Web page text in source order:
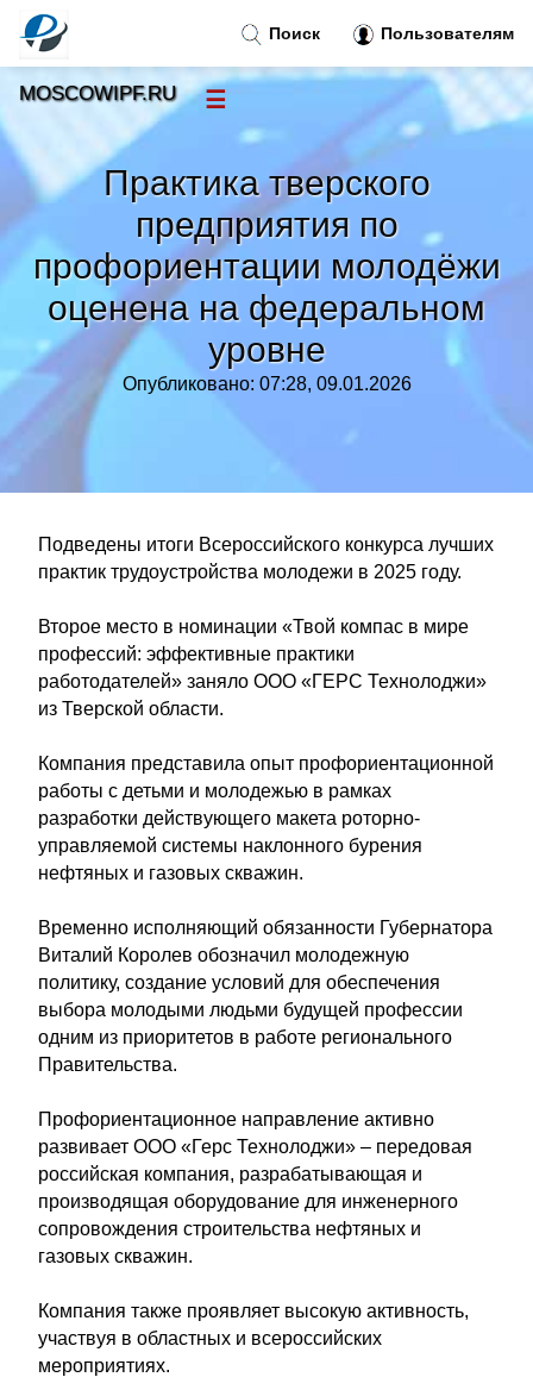
Практика тверского
предприятия по
профориентации молодёжи
оценена на федеральном
уровне
Опубликовано: 07:28, 09.01.2026
Подведены итоги Всероссийского конкурса лучших
практик трудоустройства молодежи в 2025 году.
Второе место в номинации «Твой компас в мире
профессий: эффективные практики
работодателей» заняло ООО «ГЕРС Технолоджи»
из Тверской области.
Компания представила опыт профориентационной
работы с детьми и молодежью в рамках
разработки действующего макета роторно-
управляемой системы наклонного бурения
нефтяных и газовых скважин.
Временно исполняющий обязанности Губернатора
Виталий Королев обозначил молодежную
политику, создание условий для обеспечения
выбора молодыми людьми будущей профессии
одним из приоритетов в работе регионального
Правительства.
Профориентационное направление активно
развивает ООО «Герс Технолоджи» – передовая
российская компания, разрабатывающая и
производящая оборудование для инженерного
сопровождения строительства нефтяных и
газовых скважин.
Компания также проявляет высокую активность,
участвуя в областных и всероссийских
мероприятиях.
Поиск Пользователям
MOSCOWIPF.RU ☰
Тренды новостей»
Рубрики»
Правила »
Контакт